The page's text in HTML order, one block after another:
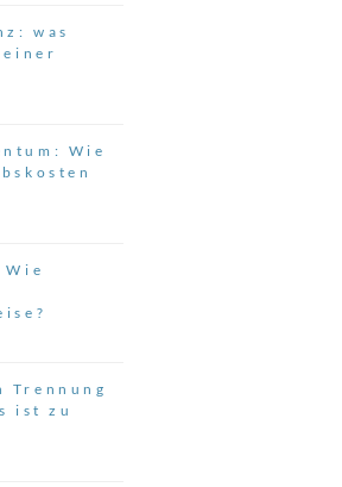
was
Wie
Trennung
ist zu